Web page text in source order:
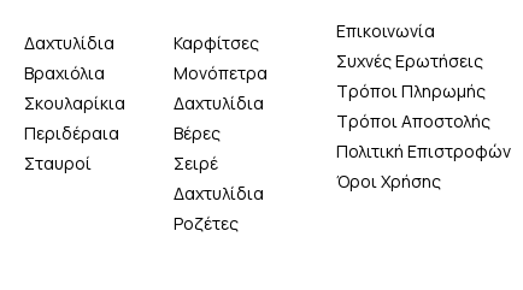
Δαχτυλίδια
Βραχιόλια
Σκουλαρίκια
Περιδέραια
Σταυροί
Καρφίτσες
Μονόπετρα
Δαχτυλίδια
Βέρες
Σειρέ
Δαχτυλίδια
Ροζέτες
Επικοινωνία
Συχνές Ερωτήσεις
Τρόποι Πληρωμής
Τρόποι Αποστολής
Πολιτική Επιστροφών
Όροι Χρήσης